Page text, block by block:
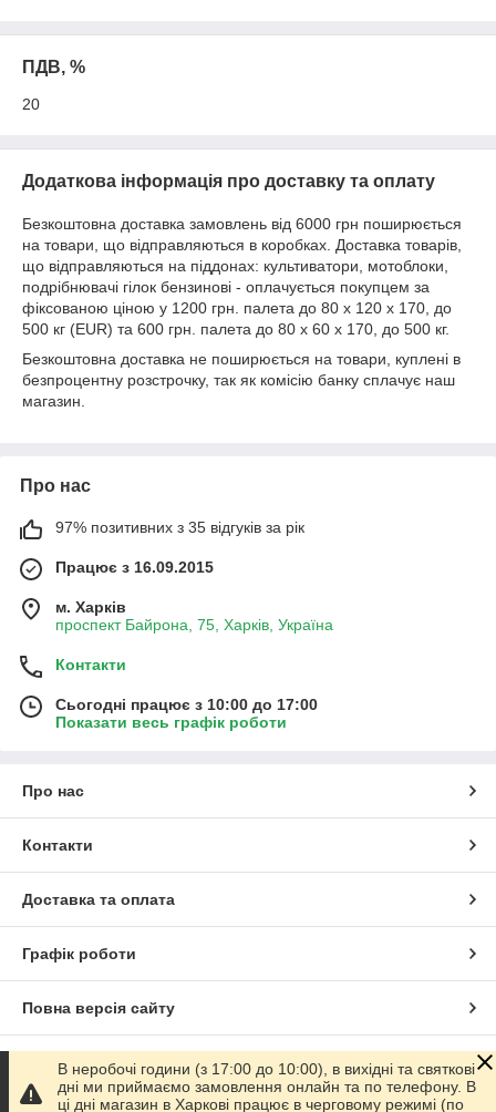
ПДВ, %
20
Додаткова інформація про доставку та оплату
Безкоштовна доставка замовлень від 6000 грн поширюється
на товари, що відправляються в коробках. Доставка товарів,
що відправляються на піддонах: культиватори, мотоблоки,
подрібнювачі гілок бензинові - оплачується покупцем за
фіксованою ціною у 1200 грн. палета до 80 х 120 х 170, до
500 кг (EUR) та 600 грн. палета до 80 х 60 х 170, до 500 кг.
Безкоштовна доставка не поширюється на товари, куплені в
безпроцентну розстрочку, так як комісію банку сплачує наш
магазин.
Про нас
97% позитивних з 35 відгуків за рік
Працює з 16.09.2015
м. Харків
проспект Байрона, 75, Харків, Україна
Контакти
Сьогодні працює з 10:00 до 17:00
Показати весь графік роботи
Про нас
Контакти
Доставка та оплата
Графік роботи
Повна версія сайту
Сайт створено на маркетплейсі Prom.ua
В неробочі години (з 17:00 до 10:00), в вихідні та святкові
дні ми приймаємо замовлення онлайн та по телефону. В
ці дні магазин в Харкові працює в черговому режимі (по